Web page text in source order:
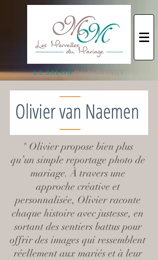
L E S A L O N D U M A R I A G E
" Olivier propose bien plus
qu’un simple reportage photo de
mariage. À travers une
approche créative et
personnalisée, Olivier raconte
chaque histoire avec justesse, en
sortant des sentiers battus pour
offrir des images qui ressemblent
réellement aux mariés et à leur